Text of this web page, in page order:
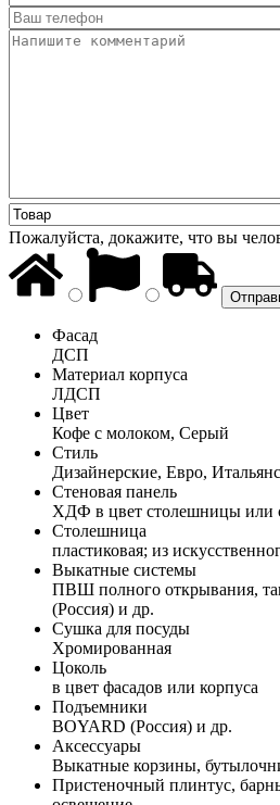
Пожалуйста, докажите, что вы
Фасад
ДСП
Материал корпуса
ЛДСП
Цвет
Кофе с молоком, Серый
Стиль
Дизайнерские, Евро,
Стеновая панель
ХДФ в цвет столешницы или
Столешница
пластиковая; из
Выкатные системы
ПВШ полного открывания,
(Россия) и др.
Сушка для посуды
Хромированная
Цоколь
в цвет фасадов или корпуса
Подъемники
BOYARD (Россия) и др.
Аксессуары
Выкатные корзины,
Пристеночный плинтус,